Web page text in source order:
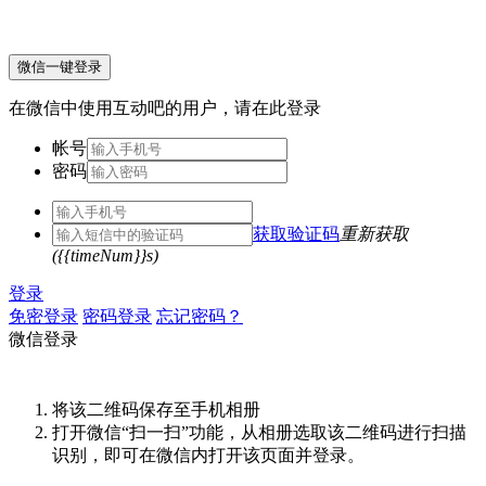
微信一键登录
在微信中使用互动吧的用户，请在此登录
帐号
密码
获取验证码重新获取
({{timeNum}}s)
登录
免密登录 密码登录 忘记密码？
微信登录
将该二维码保存至手机相册
打开微信“扫一扫”功能，从相册选取该二维码进行扫描
识别，即可在微信内打开该页面并登录。